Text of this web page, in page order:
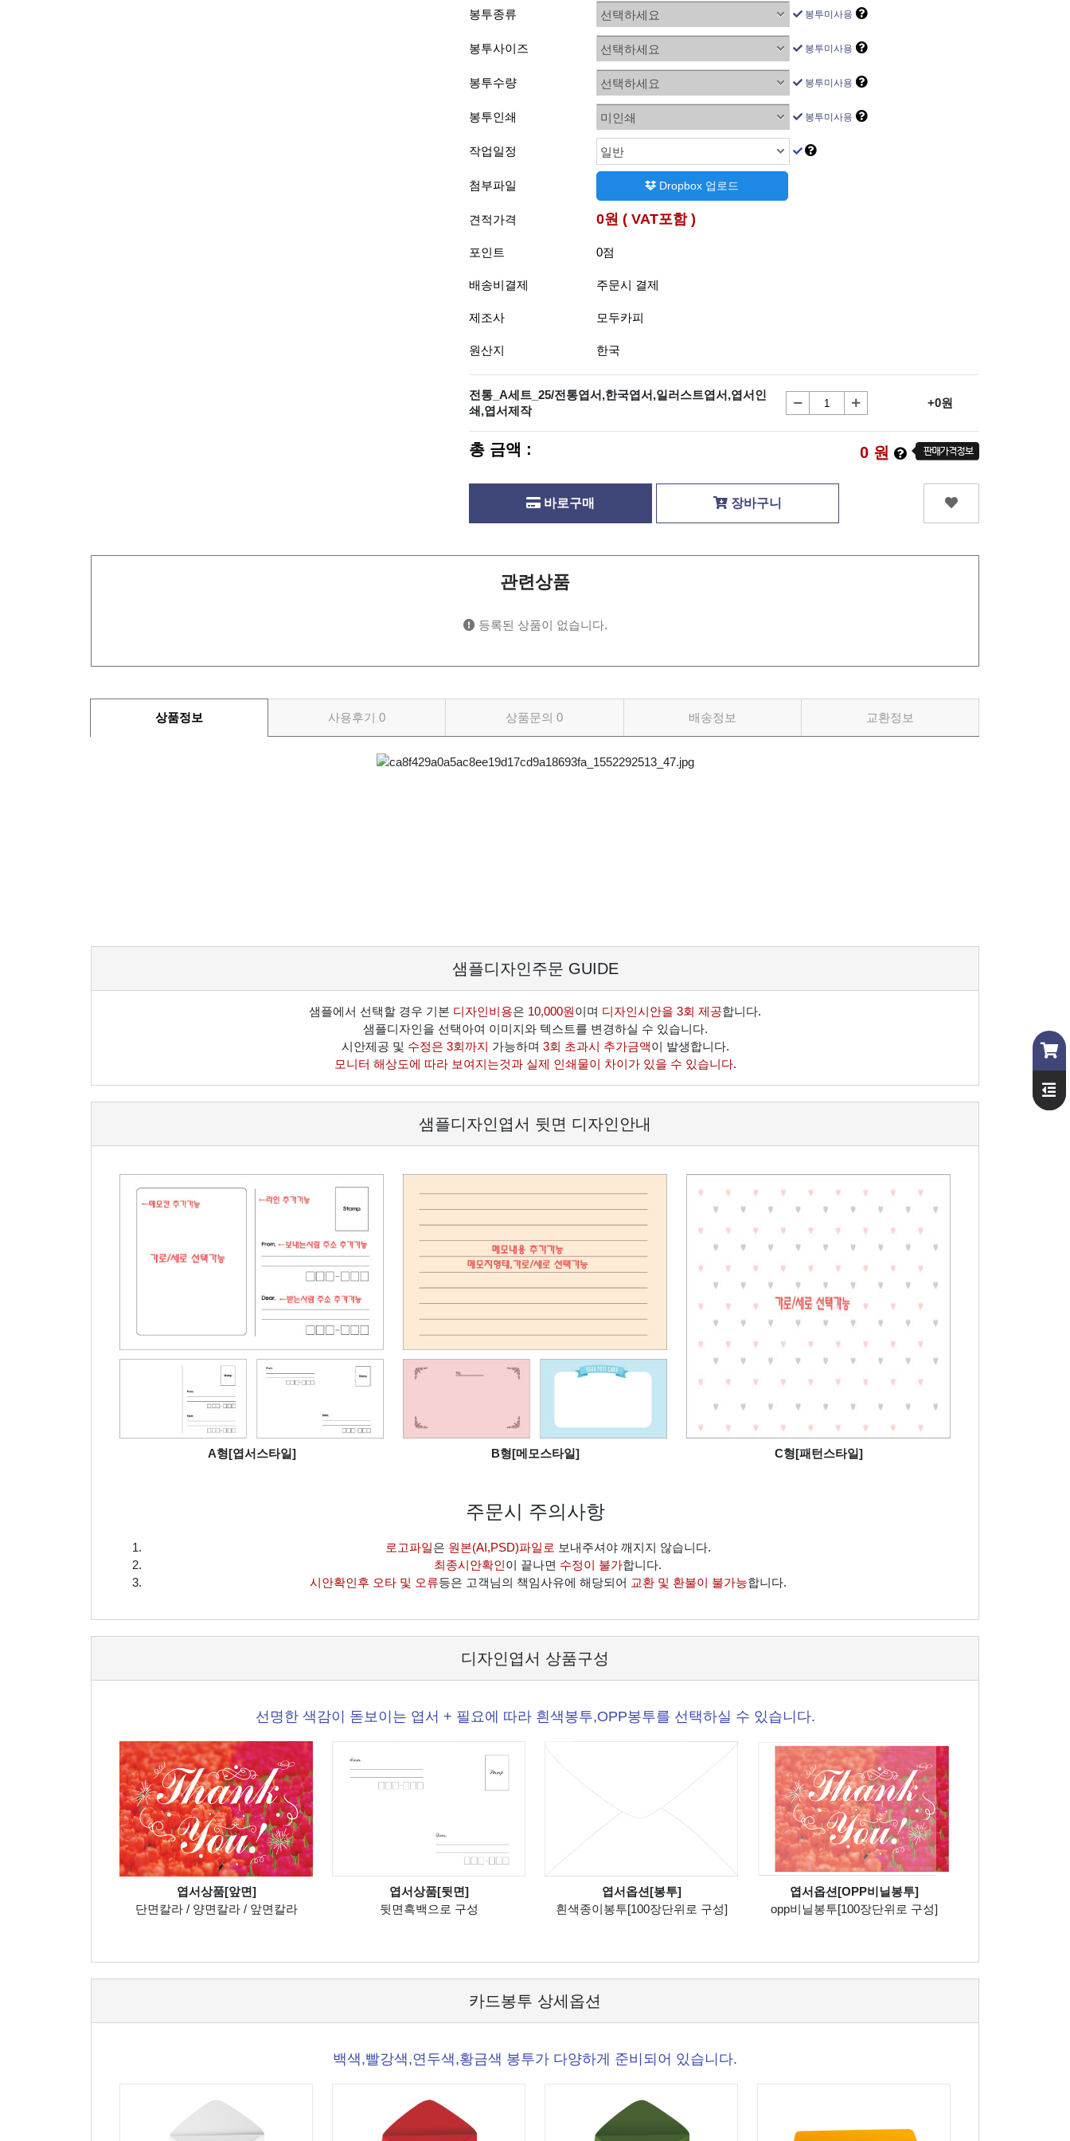
봉투종류 선택하세요 봉투미사용
봉투사이즈 선택하세요 봉투미사용
봉투수량 선택하세요 봉투미사용
봉투인쇄 미인쇄 봉투미사용
작업일정 일반
첨부파일 Dropbox 업로드
견적가격 0원 ( VAT포함 )
포인트 0점
배송비결제 주문시 결제
제조사 모두카피
원산지 한국
전통_A세트_25/전통엽서,한국엽서,일러스트엽서,엽서인
쇄,엽서제작
+0원
총 금액 : 0 원
바로구매 장바구니
관련상품
등록된 상품이 없습니다.
상품정보 사용후기0 상품문의0 배송정보 교환정보
샘플디자인주문 GUIDE
샘플에서 선택할 경우 기본 디자인비용은 10,000원이며 디자인시안을 3회 제공합니다.
샘플디자인을 선택아여 이미지와 텍스트를 변경하실 수 있습니다.
시안제공 및 수정은 3회까지 가능하며 3회 초과시 추가금액이 발생합니다.
모니터 해상도에 따라 보여지는것과 실제 인쇄물이 차이가 있을 수 있습니다.
샘플디자인엽서 뒷면 디자인안내
A형[엽서스타일] B형[메모스타일] C형[패턴스타일]
주문시 주의사항
로고파일은 원본(AI,PSD)파일로 보내주셔야 깨지지 않습니다.
최종시안확인이 끝나면 수정이 불가합니다.
시안확인후 오타 및 오류등은 고객님의 책임사유에 해당되어 교환 및 환불이 불가능합니다.
디자인엽서 상품구성
선명한 색감이 돋보이는 엽서 + 필요에 따라 흰색봉투,OPP봉투를 선택하실 수 있습니다.
엽서상품[앞면]
단면칼라 / 양면칼라 / 앞면칼라
엽서상품[뒷면]
뒷면흑백으로 구성
엽서옵션[봉투]
흰색종이봉투[100장단위로 구성]
엽서옵션[OPP비닐봉투]
opp비닐봉투[100장단위로 구성]
카드봉투 상세옵션
백색,빨강색,연두색,황금색 봉투가 다양하게 준비되어 있습니다.